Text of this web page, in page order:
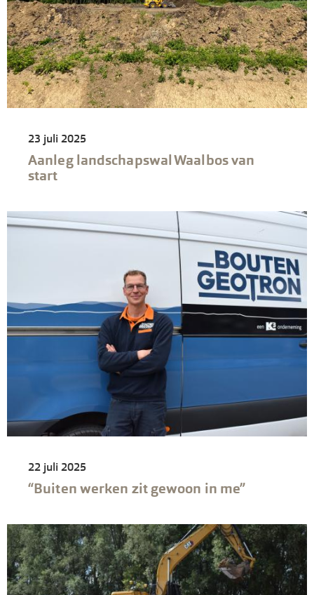
23 juli 2025
Aanleg landschapswal Waalbos van
start
22 juli 2025
“Buiten werken zit gewoon in me”